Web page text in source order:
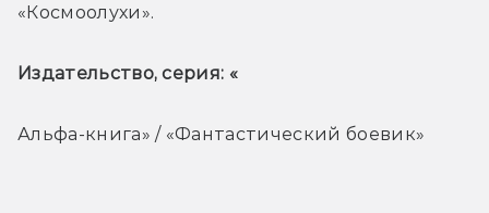
«Космоолухи».
Издательство, серия: «
Альфа-книга» / «Фантастический боевик»